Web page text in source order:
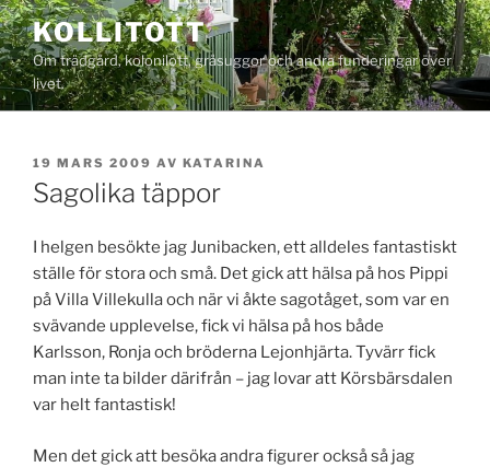
Hoppa
till
innehåll
KOLLITOTT
Om trädgård, kolonilott, gråsuggor och andra funderingar över
livet.
PUBLICERAT
19 MARS 2009 AV KATARINA
Sagolika täppor
I helgen besökte jag Junibacken, ett alldeles fantastiskt
ställe för stora och små. Det gick att hälsa på hos Pippi
på Villa Villekulla och när vi åkte sagotåget, som var en
svävande upplevelse, fick vi hälsa på hos både
Karlsson, Ronja och bröderna Lejonhjärta. Tyvärr fick
man inte ta bilder därifrån – jag lovar att Körsbärsdalen
var helt fantastisk!
Men det gick att besöka andra figurer också så jag